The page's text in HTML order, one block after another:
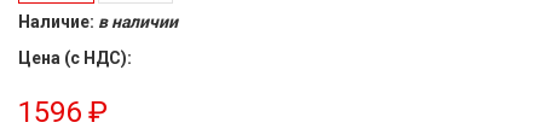
Наличие: в наличии
Цена (с НДС):
1596 ₽